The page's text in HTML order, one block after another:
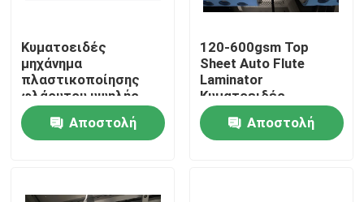
Σπίτι
Προϊόντα
Σχετικά με εμάς
περιοδεία στο εργοστάσιο
Κυματοειδές
μηχάνημα
πλαστικοποίησης
φλάουτου υψηλής
ταχύτητας
1450mm*1450mm DX-
1450
Αποστολή
120-600gsm Top
Sheet Auto Flute
Laminator
Κυματοειδές
μηχάνημα Laminator
CE
Αποστολή